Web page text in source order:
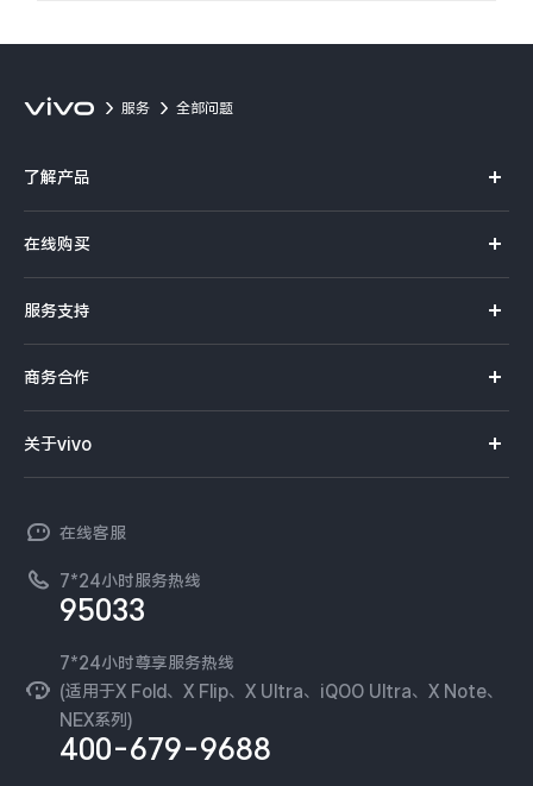
服务 全部问题
了解产品
S系列
Y系列
iQOO手机
T系列
NEX系列
在线购买
选购手机
选购配件
订单查询
服务支持
服务网点
查找手机
环保回收
安全公告
服务隐私政策
Log还原LUTs下载
商务合作
开放平台
vivo 企业业务
廉正合规
国补营业执照
无线电发射设备销售备案
关于vivo
工作机会
新闻资讯
可持续发展
vivo 蔡司影像
在线客服
7*24小时服务热线
95033
7*24小时尊享服务热线
(适用于X Fold、X Flip、X Ultra、iQOO Ultra、X Note、
NEX系列)
400-679-9688